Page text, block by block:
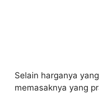
Selain harganya
memasaknya yang